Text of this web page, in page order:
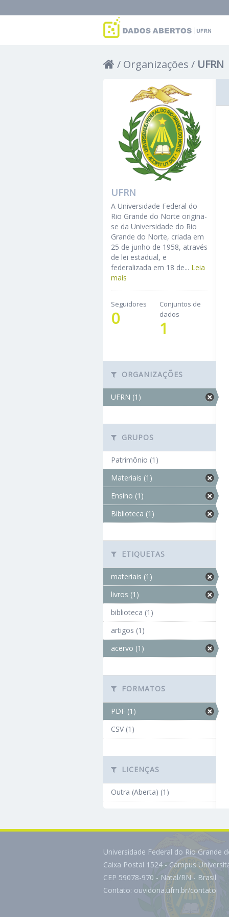
Organizações UFRN
UFRN
A Universidade Federal do
Rio Grande do Norte origina-
se da Universidade do Rio
Grande do Norte, criada em
25 de junho de 1958, através
de lei estadual, e
federalizada em 18 de... Leia
mais
Seguidores
0
Conjuntos de
dados
1
ORGANIZAÇÕES
UFRN (1)
GRUPOS
Patrimônio (1)
Materiais (1)
Ensino (1)
Biblioteca (1)
ETIQUETAS
materiais (1)
livros (1)
biblioteca (1)
artigos (1)
acervo (1)
FORMATOS
PDF (1)
CSV (1)
LICENÇAS
Outra (Aberta) (1)
Universidade Federal do Rio Grande
Caixa Postal 1524 - Campus
CEP 59078-970 - Natal/RN - Brasil
Contato: ouvidoria.ufrn.br/contato